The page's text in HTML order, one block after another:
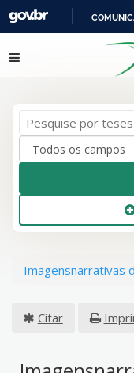
Pular para o conteúdo
Imagensnarrativas
Citar